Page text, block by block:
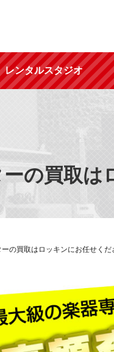
レンタルスタジオ
の買取は
の買取はロッキンにお任せくだ